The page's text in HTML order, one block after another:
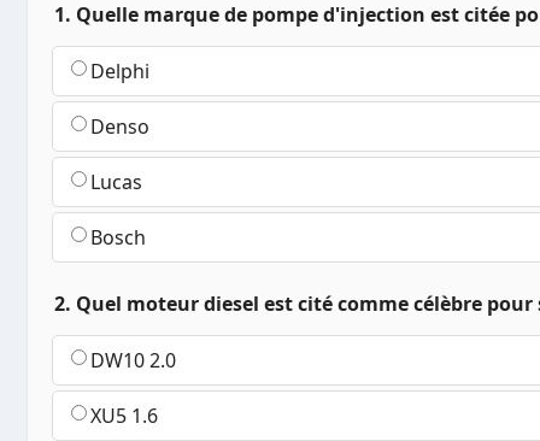
1. Quelle marque de pompe d'injection est citée
Delphi
Denso
Lucas
Bosch
2. Quel moteur diesel est cité comme célèbre
DW10 2.0
XU5 1.6